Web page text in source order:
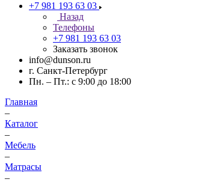
+7 981 193 63 03
Назад
Телефоны
+7 981 193 63 03
Заказать звонок
info@dunson.ru
г. Санкт-Петербург
Пн. – Пт.: с 9:00 до 18:00
Главная
–
Каталог
–
Мебель
–
Матрасы
–